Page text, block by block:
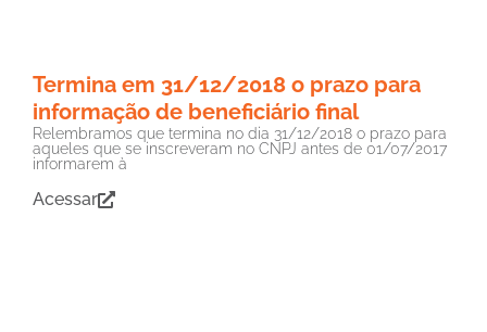
Termina em 31/12/2018 o prazo para
informação de beneficiário final
Relembramos que termina no dia 31/12/2018 o prazo para
aqueles que se inscreveram no CNPJ antes de 01/07/2017
informarem à
Acessar